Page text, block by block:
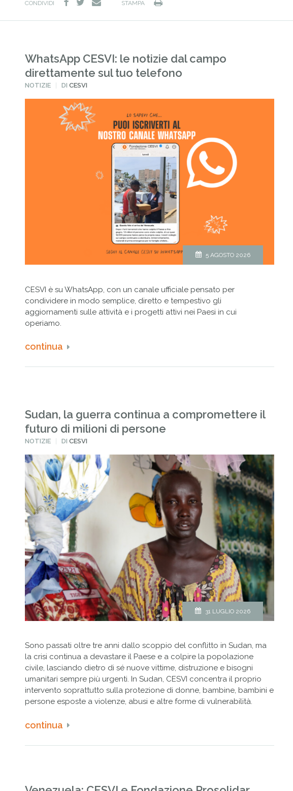
CONDIVIDI
e-
STAMPA
WhatsApp CESVI: le notizie dal campo
direttamente sul tuo telefono
PUBBLICATO
NOTIZIE DICESVI
5 AGOSTO 2026
CESVI è su WhatsApp, con un canale ufficiale pensato per
condividere in modo semplice, diretto e tempestivo gli
aggiornamenti sulle attività e i progetti attivi nei Paesi in cui
operiamo.
continua
Sudan, la guerra continua a compromettere il
futuro di milioni di persone
PUBBLICATO
NOTIZIE DICESVI
31 LUGLIO 2026
Sono passati oltre tre anni dallo scoppio del conflitto in Sudan, ma
la crisi continua a devastare il Paese e a colpire la popolazione
civile, lasciando dietro di sé nuove vittime, distruzione e bisogni
umanitari sempre più urgenti. In Sudan, CESVI concentra il proprio
intervento soprattutto sulla protezione di donne, bambine, bambini e
persone esposte a violenze, abusi e altre forme di vulnerabilità.
continua